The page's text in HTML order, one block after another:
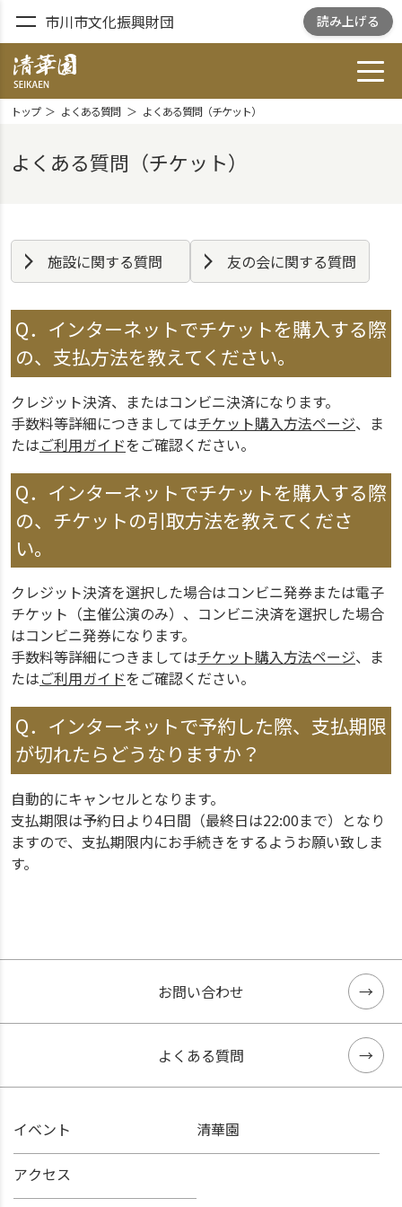
市川市文化振興財団 読み上げる
清華園 SEIKAEN
トップ よくある質問 よくある質問（チケット）
よくある質問（チケット）
施設に関する質問 友の会に関する質問
Q．インターネットでチケットを購入する際
の、支払方法を教えてください。
クレジット決済、またはコンビニ決済になります。
手数料等詳細につきましてはチケット購入方法ページ、ま
たはご利用ガイドをご確認ください。
Q．インターネットでチケットを購入する際
の、チケットの引取方法を教えてくださ
い。
クレジット決済を選択した場合はコンビニ発券または電子
チケット（主催公演のみ）、コンビニ決済を選択した場合
はコンビニ発券になります。
手数料等詳細につきましてはチケット購入方法ページ、ま
たはご利用ガイドをご確認ください。
Q．インターネットで予約した際、支払期限
が切れたらどうなりますか？
自動的にキャンセルとなります。
支払期限は予約日より4日間（最終日は22:00まで）となり
ますので、支払期限内にお手続きをするようお願い致しま
す。
お問い合わせ
よくある質問
イベント 清華園
アクセス